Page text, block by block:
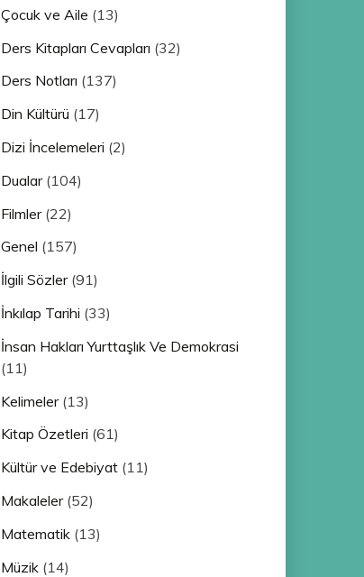
Çocuk ve Aile (13)
Ders Kitapları Cevapları (32)
Ders Notları (137)
Din Kültürü (17)
Dizi İncelemeleri (2)
Dualar(104)
Filmler(22)
Genel (157)
İlgili Sözler(91)
İnkılap Tarihi (33)
İnsan Hakları Yurttaşlık Ve Demokrasi
(11)
Kelimeler(13)
Kitap Özetleri (61)
Kültür ve Edebiyat(11)
Makaleler(52)
Matematik(13)
Müzik(14)